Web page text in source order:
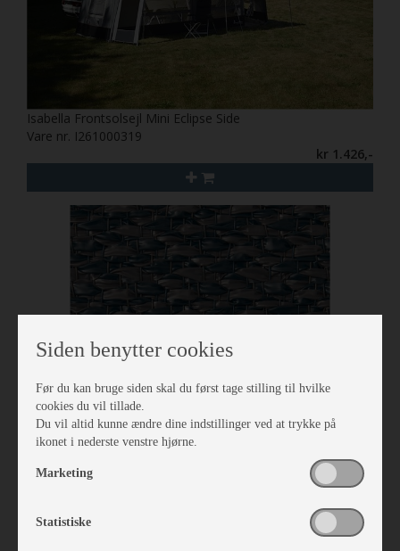
Isabella Frontsolsejl Mini Eclipse Side
Vare nr. I261000319
kr 1.426,-
Isabella Tæppe North 3,5 x 8,0
kr 2.626,-
Siden benytter cookies
Før du kan bruge siden skal du først tage stilling til hvilke
cookies du vil tillade.
Du vil altid kunne ændre dine indstillinger ved at trykke på
ikonet i nederste venstre hjørne.
Marketing
Statistiske